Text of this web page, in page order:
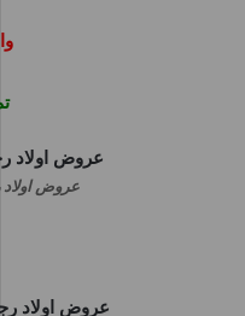
عروض اولاد رجب من 7 فبراير حتى